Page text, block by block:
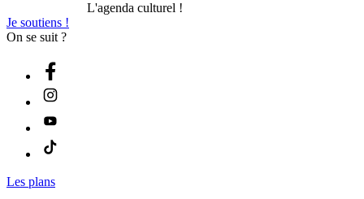
L'agenda culturel !
Je soutiens !
On se suit ?
Les plans